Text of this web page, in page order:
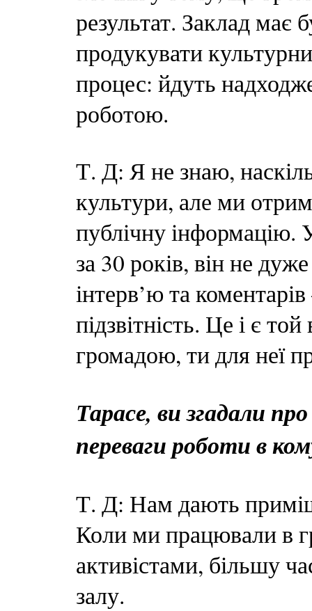
результат. Заклад має
продукувати
процес: йдуть
роботою.
Т. Д: Я не знаю,
культури, але ми
публічну інформацію.
за 30 років, він не
інтерв’ю та
підзвітність. Це і є
громадою, ти для неї
Тарасе, ви згадали
переваги роботи в
Т. Д: Нам дають
Коли ми працювали в
активістами, більшу
залу.